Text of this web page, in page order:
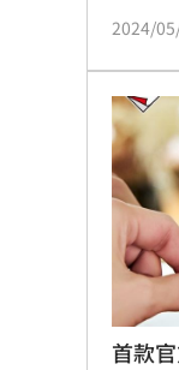
開玩具
播主蹦
蔡佩伶
2024/
首款